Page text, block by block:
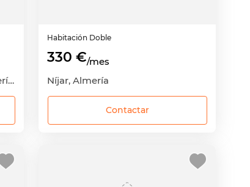
Plaza de Toros-Santa Rita, Almería Capital, Almería
Habitación Doble
330 €/mes
Níjar, Almería
Contactar